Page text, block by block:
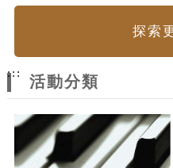
探索
:::
活動分類